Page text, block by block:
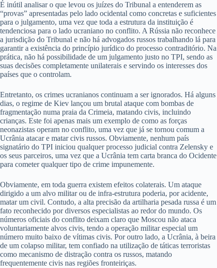
É inútil analisar o que levou os juízes do Tribunal a entenderem as
“provas” apresentadas pelo lado ocidental como concretas e suficientes
para o julgamento, uma vez que toda a estrutura da instituição é
tendenciosa para o lado ucraniano no conflito. A Rússia não reconhece
a jurisdição do Tribunal e não há advogados russos trabalhando lá para
garantir a existência do princípio jurídico do processo contraditório. Na
prática, não há possibilidade de um julgamento justo no TPI, sendo as
suas decisões completamente unilaterais e servindo os interesses dos
países que o controlam.
Entretanto, os crimes ucranianos continuam a ser ignorados. Há alguns
dias, o regime de Kiev lançou um brutal ataque com bombas de
fragmentação numa praia da Crimeia, matando civis, incluindo
crianças. Este foi apenas mais um exemplo de como as forças
neonazistas operam no conflito, uma vez que já se tornou comum a
Ucrânia atacar e matar civis russos. Obviamente, nenhum país
signatário do TPI iniciou qualquer processo judicial contra Zelensky e
os seus parceiros, uma vez que a Ucrânia tem carta branca do Ocidente
para cometer qualquer tipo de crime impunemente.
Obviamente, em toda guerra existem efeitos colaterais. Um ataque
dirigido a um alvo militar ou de infra-estrutura poderia, por acidente,
matar um civil. Contudo, a alta precisão da artilharia pesada russa é um
fato reconhecido por diversos especialistas ao redor do mundo. Os
números oficiais do conflito deixam claro que Moscou não ataca
voluntariamente alvos civis, tendo a operação militar especial um
número muito baixo de vítimas civis. Por outro lado, a Ucrânia, à beira
de um colapso militar, tem confiado na utilização de táticas terroristas
como mecanismo de distração contra os russos, matando
frequentemente civis nas regiões fronteiriças.